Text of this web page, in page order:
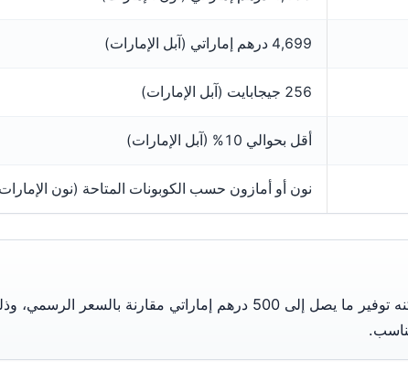
4,699 درهم إماراتي (آبل الإمارات)
256 جيجابايت (آبل الإمارات)
أقل بحوالي 10% (آبل الإمارات)
نون أو أمازون حسب الكوبونات المتاحة (نون
المتسوق في الإمارات يمكنه توفير ما يصل إلى 500 درهم إماراتي مقارنة بالسعر